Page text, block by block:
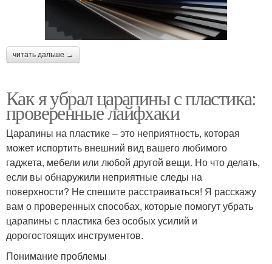
читать дальше →
Как я убрал царапины с пластика:
проверенные лайфхаки
Царапины на пластике – это неприятность, которая
может испортить внешний вид вашего любимого
гаджета, мебели или любой другой вещи. Но что делать,
если вы обнаружили неприятные следы на
поверхности? Не спешите расстраиваться! Я расскажу
вам о проверенных способах, которые помогут убрать
царапины с пластика без особых усилий и
дорогостоящих инструментов.
Понимание проблемы